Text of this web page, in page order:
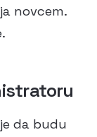
novcem.
da budu